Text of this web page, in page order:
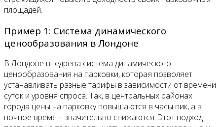
площадей.
Пример 1: Система динамического
ценообразования в Лондоне
В Лондоне внедрена система динамического
ценообразования на парковки, которая позволяет
устанавливать разные тарифы в зависимости от времени
суток и уровня спроса. Так, в центральных районах
города цены на парковку повышаются в часы пик, а в
ночное время – значительно снижаются. Этот подход